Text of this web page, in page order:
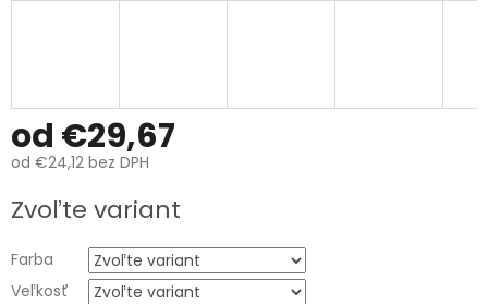
od €29,67
od €24,12 bez DPH
cena:
Zvoľte variant
Farba
Veľkosť